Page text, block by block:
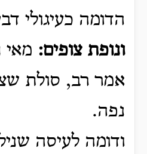
הדומה כעיגולי
ונופת צופים: מאי
אמר רב, סולת
נפה.
ודומה לעיסה